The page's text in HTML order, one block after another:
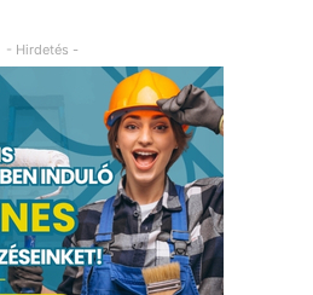
- Hirdetés -